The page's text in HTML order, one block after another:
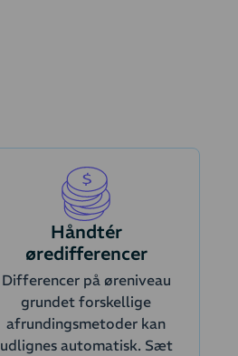
Håndtér
øredifferencer
Differencer på øreniveau
grundet forskellige
afrundingsmetoder kan
udlignes automatisk. Sæt